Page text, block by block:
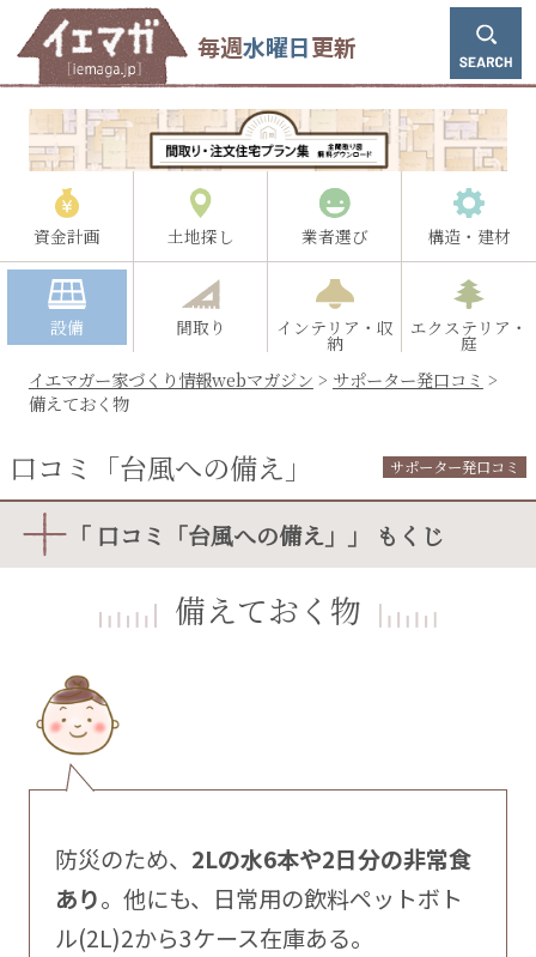
毎週水曜日更新
資金計画 土地探し 業者選び 構造・建材
設備 間取り インテリア・収
納
エクステリア・
庭
イエマガー家づくり情報webマガジン > サポーター発口コミ >
備えておく物
口コミ「台風への備え」 サポーター発口コミ
「 口コミ「台風への備え」」 もくじ
備えておく物
防災のため、 2Lの水6本や2日分の非常食
あり。他にも、日常用の飲料ペットボト
ル(2L)2から3ケース在庫ある。